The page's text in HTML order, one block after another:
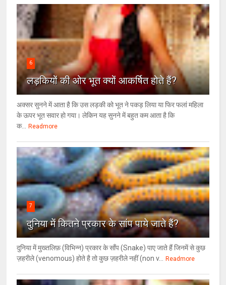
6
लड़कियों की ओर भूत क्‍यों आकर्षित होते हैं?
अक्सर सुनने में आता है कि उस लड़की को भूत ने पकड़ लिया या फिर फलां महिला
के ऊपर भूत सवार हो गया। लेकिन यह सुनने में बहुत कम आता है कि
क...
Readmore
7
दुनिया में कितने प्रकार के सांप पाये जाते हैं?
दुनिया में मुख्तलिफ़ (विभिन्न) प्रकार के साँप (Snake) पाए जाते हैं जिनमें से कुछ
ज़हरीले (venomous) होते है तो कुछ ज़हरीले नहीं (non v...
Readmore